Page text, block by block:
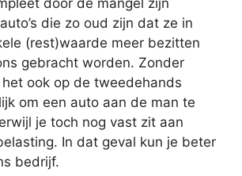
door de mangel zijn
die zo oud zijn dat ze in
(rest)waarde meer bezitten
gebracht worden. Zonder
ook op de tweedehands
om een auto aan de man te
je toch nog vast zit aan
In dat geval kun je beter
bedrijf.